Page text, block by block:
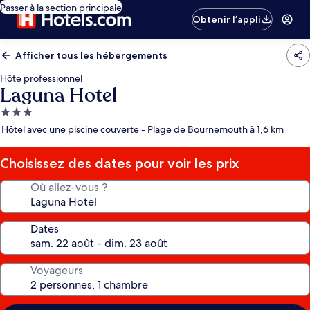
Passer à la section principale
Obtenir l’appli
Afficher tous les hébergements
Hôte professionnel
Laguna Hotel
Hébergement
3.0 étoiles
Hôtel avec une piscine couverte - Plage de Bournemouth à 1,6 km
Choisissez des dates pour voir les prix
Où allez-vous ?
Dates
Voyageurs